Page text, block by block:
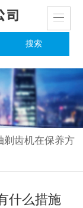
剃齿机在保养方
什么措施